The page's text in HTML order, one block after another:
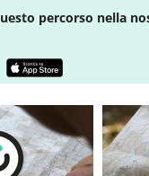
percorso nella